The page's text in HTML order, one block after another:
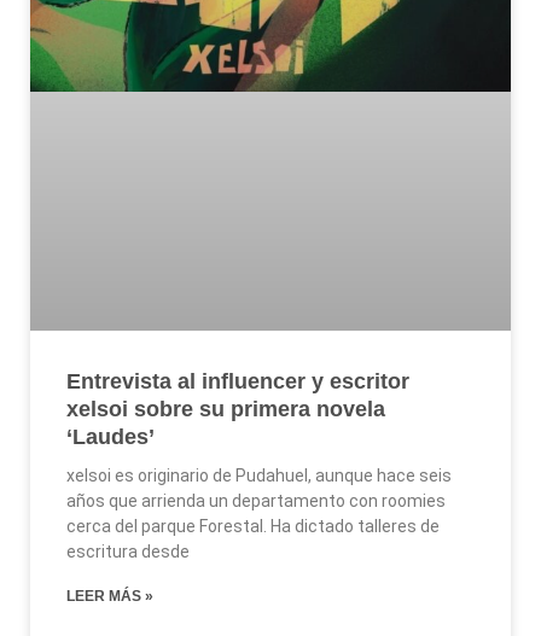
Entrevista al influencer y escritor
xelsoi sobre su primera novela
‘Laudes’
xelsoi es originario de Pudahuel, aunque hace seis
años que arrienda un departamento con roomies
cerca del parque Forestal. Ha dictado talleres de
escritura desde
LEER MÁS »